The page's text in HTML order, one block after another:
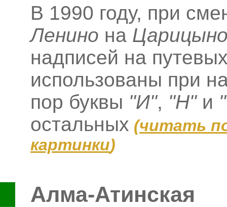
В 1990 году, при
Ленино на
надписей на
использованы при
пор буквы "И", "Н"и
остальных (читать
картинки)
Алма-Атинская